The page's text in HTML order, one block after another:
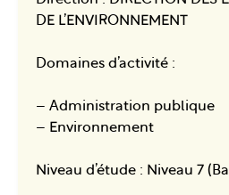
DE L’ENVIRONNEMENT
Domaines d’activité :
– Administration publique
– Environnement
Niveau d’étude : Niveau 7